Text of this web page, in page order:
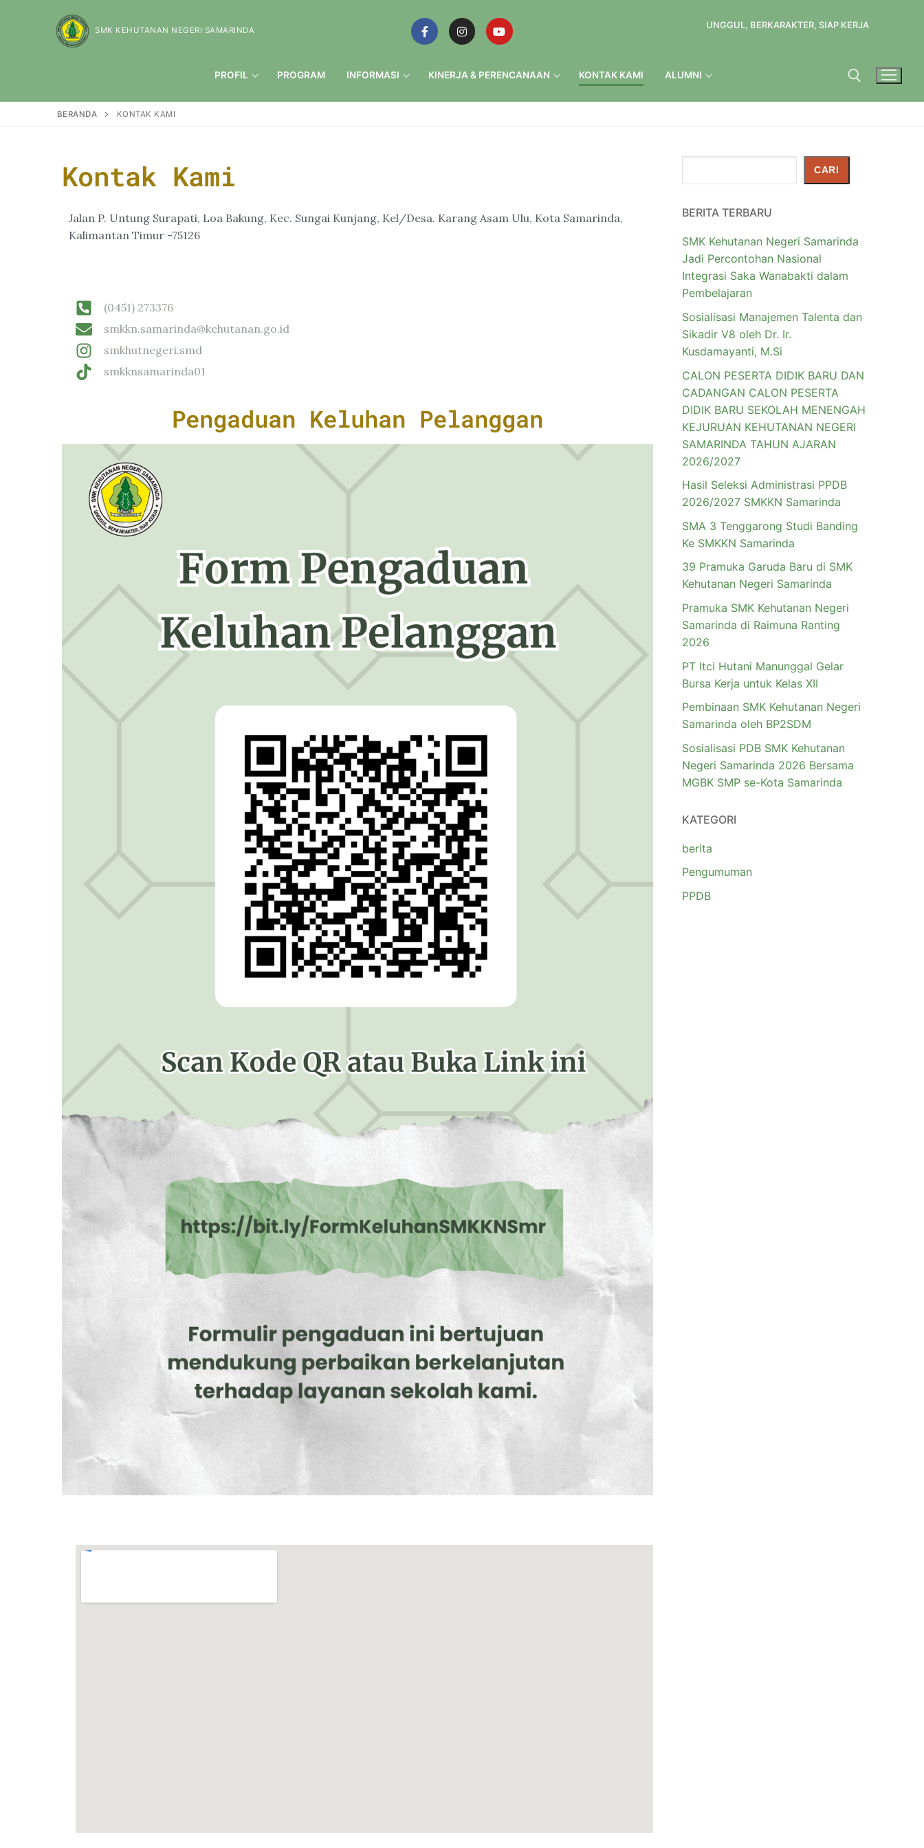
SMK KEHUTANAN NEGERI SAMARINDA
UNGGUL, BERKARAKTER, SIAP KERJA
PROFIL PROGRAM INFORMASI KINERJA & PERENCANAAN KONTAK KAMI ALUMNI
BERANDA KONTAK KAMI
Kontak Kami
Jalan P. Untung Surapati, Loa Bakung, Kec. Sungai Kunjang, Kel/Desa. Karang Asam Ulu, Kota Samarinda,
Kalimantan Timur -75126
(0451) 273376
smkkn.samarinda@kehutanan.go.id
smkhutnegeri.smd
smkknsamarinda01
Pengaduan Keluhan Pelanggan
CARI
BERITA TERBARU
SMK Kehutanan Negeri Samarinda
Jadi Percontohan Nasional
Integrasi Saka Wanabakti dalam
Pembelajaran
Sosialisasi Manajemen Talenta dan
Sikadir V8 oleh Dr. Ir.
Kusdamayanti, M.Si
CALON PESERTA DIDIK BARU DAN
CADANGAN CALON PESERTA
DIDIK BARU SEKOLAH MENENGAH
KEJURUAN KEHUTANAN NEGERI
SAMARINDA TAHUN AJARAN
2026/2027
Hasil Seleksi Administrasi PPDB
2026/2027 SMKKN Samarinda
SMA 3 Tenggarong Studi Banding
Ke SMKKN Samarinda
39 Pramuka Garuda Baru di SMK
Kehutanan Negeri Samarinda
Pramuka SMK Kehutanan Negeri
Samarinda di Raimuna Ranting
2026
PT Itci Hutani Manunggal Gelar
Bursa Kerja untuk Kelas XII
Pembinaan SMK Kehutanan Negeri
Samarinda oleh BP2SDM
Sosialisasi PDB SMK Kehutanan
Negeri Samarinda 2026 Bersama
MGBK SMP se-Kota Samarinda
KATEGORI
berita
Pengumuman
PPDB